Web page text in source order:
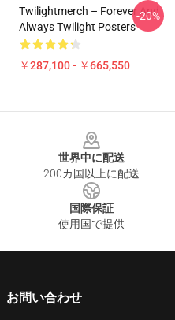
Twilightmerch – Forever And
Always Twilight Posters
￥287,100 - ￥665,550
-20%
世界中に配送
200カ国以上に配送
国際保証
使用国で提供
お問い合わせ